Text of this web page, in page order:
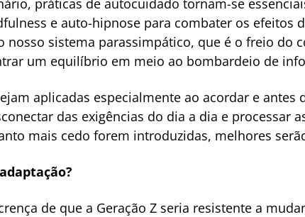
práticas de autocuidado tornam-se
e auto-hipnose para combater os efeitos
nosso sistema parassimpático, que é o freio do
um equilíbrio em meio ao bombardeio de
aplicadas especialmente ao acordar e
das exigências do dia a dia e processar
mais cedo forem introduzidas, melhores
de que a Geração Z seria resistente a